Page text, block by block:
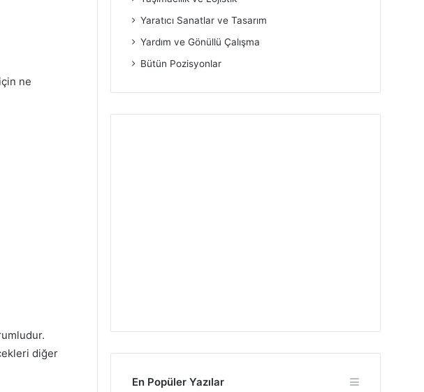
ne
diğer
Yaratıcı Sanatlar ve Tasarım
Yardım ve Gönüllü Çalışma
Bütün Pozisyonlar
En Popüler Yazılar